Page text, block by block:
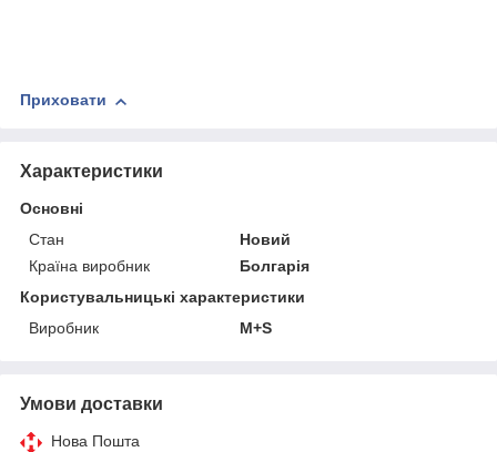
Приховати
Характеристики
Основні
Стан
Новий
Країна виробник
Болгарія
Користувальницькі характеристики
Виробник
M+S
Умови доставки
Нова Пошта